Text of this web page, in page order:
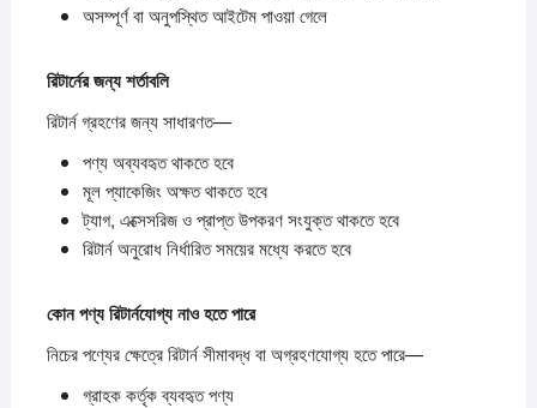
অসম্পূর্ণ বা অনুপস্থিত আইটেম পাওয়া গেলে
রিটার্নেরজন্যশর্তাবলি
রিটার্ন গ্রহণের জন্য সাধারণত—
পণ্য অব্যবহৃত থাকতে হবে
মূল প্যাকেজিং অক্ষত থাকতে হবে
ট্যাগ, এক্সেসরিজ ও প্রাপ্ত উপকরণ সংযুক্ত থাকতে হবে
রিটার্ন অনুরোধ নির্ধারিত সময়ের মধ্যে করতে হবে
কোনপণ্যরিটার্নযোগ্যনাওহতেপারে
নিচের পণ্যের ক্ষেত্রে রিটার্ন সীমাবদ্ধ বা অগ্রহণযোগ্য হতে পারে—
গ্রাহক কর্তৃক ব্যবহৃত পণ্য